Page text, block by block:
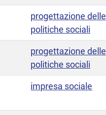
progettazione delle
politiche sociali
progettazione delle
politiche sociali
impresa sociale